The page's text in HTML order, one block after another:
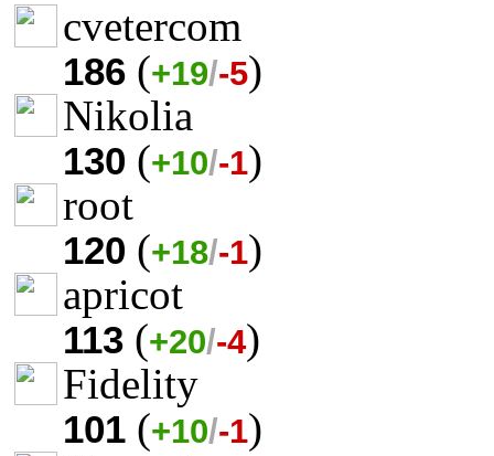
cvetercom
186 (+19/-5)
Nikolia
130 (+10/-1)
root
120 (+18/-1)
apricot
113 (+20/-4)
Fidelity
101 (+10/-1)